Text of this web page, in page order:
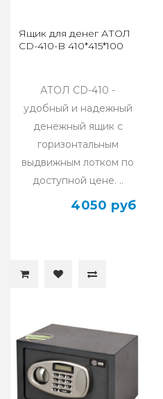
Ящик для денег АТОЛ
CD-410-B 410*415*100
АТОЛ CD-410 -
удобный и надежный
денежный ящик с
горизонтальным
выдвижным лотком по
доступной цене. ..
4050 руб